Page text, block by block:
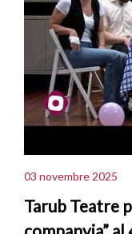
03 novembre 2025
Tarub Teatre